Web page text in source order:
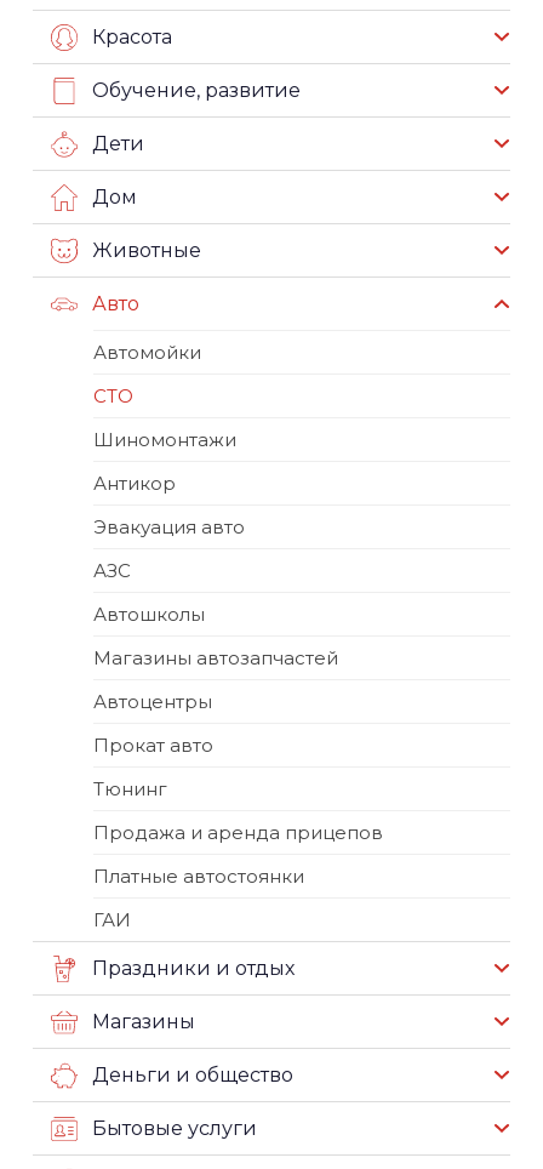
Красота
Обучение, развитие
Дети
Дом
Животные
Авто
Автомойки
СТО
Шиномонтажи
Антикор
Эвакуация авто
АЗС
Автошколы
Магазины автозапчастей
Автоцентры
Прокат авто
Тюнинг
Продажа и аренда прицепов
Платные автостоянки
ГАИ
Праздники и отдых
Магазины
Деньги и общество
Бытовые услуги